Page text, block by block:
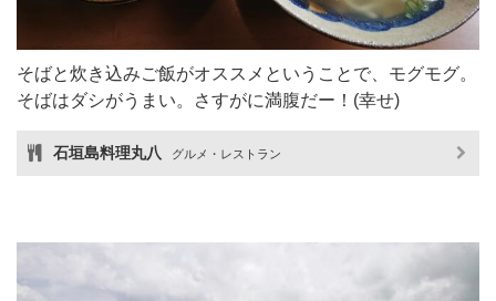
そばと炊き込みご飯がオススメということで、モグモグ。
そばはダシがうまい。さすがに満腹だー！(幸せ)
石垣島料理丸八 グルメ・レストラン